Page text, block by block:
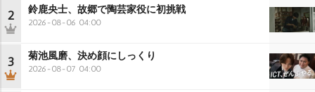
2 鈴鹿央士、故郷で陶芸家役に初挑戦
2026-08-06 04:00
3 菊池風磨、決め顔にしっくり
2026-08-07 04:00